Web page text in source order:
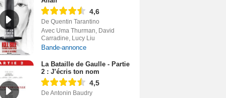
4,6
De Quentin Tarantino
Avec Uma Thurman, David
Carradine, Lucy Liu
Bande-annonce
La Bataille de Gaulle - Partie
2 : J’écris ton nom
4,5
De Antonin Baudry